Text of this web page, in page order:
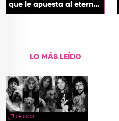
que le apuesta al eterno
presente con su álbum
LO MÁS LEÍDO
PERROS